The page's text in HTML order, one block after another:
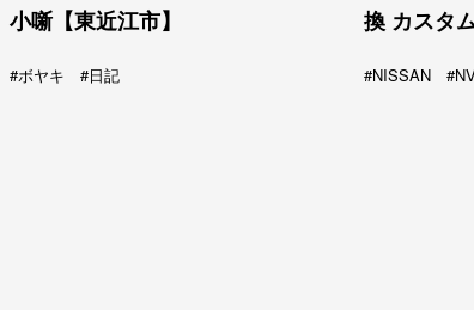
小噺【東近江市】
ボヤキ 日記
換 カスタ
NISSAN